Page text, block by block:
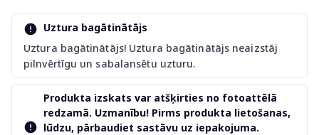
Uztura bagātinātājs
Uztura bagātinātājs! Uztura bagātinātājs neaizstāj
pilnvērtīgu un sabalansētu uzturu.
Produkta izskats var atšķirties no fotoattēlā
redzamā. Uzmanību! Pirms produkta lietošanas,
lūdzu, pārbaudiet sastāvu uz iepakojuma.